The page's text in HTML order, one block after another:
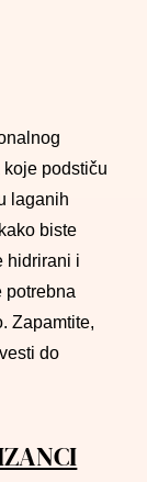
podstiču
laganih
biste
hidrirani i
potrebna
Zapamtite,
do